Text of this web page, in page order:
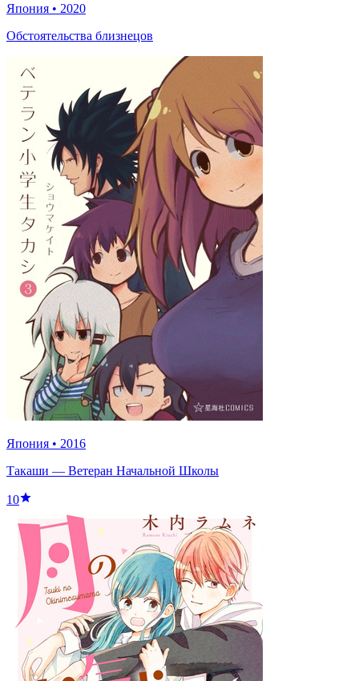
Япония • 2020
Обстоятельства близнецов
Япония • 2016
Такаши — Ветеран Начальной Школы
10